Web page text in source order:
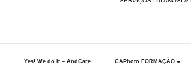
Yes! We do it – AndCare CAPhoto FORMAÇÃO